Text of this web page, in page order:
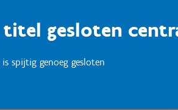
gesloten
is spijtig genoeg gesloten